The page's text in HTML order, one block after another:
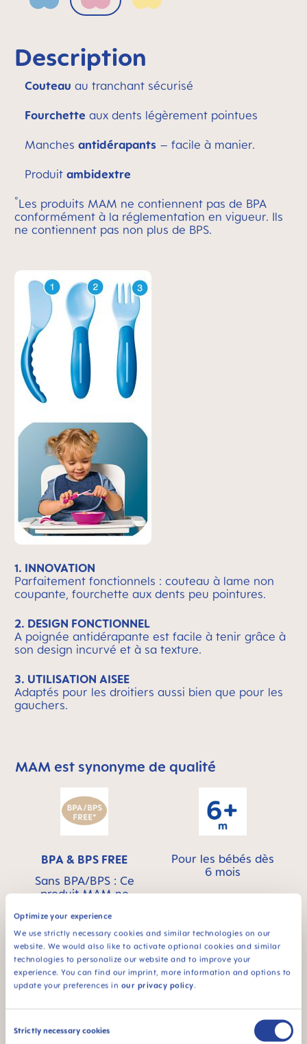
Optimize your experience
We use strictly necessary cookies and similar technologies on our
website. We would also like to activate optional cookies and similar
technologies to personalize our website and to improve your
experience. You can find our imprint, more information and options to
update your preferences in our privacy policy.
Consent
Strictly necessary cookies
Blue Pink Yellow
Description
Couteau au tranchant sécurisé
Fourchette aux dents légèrement pointues
Manches antidérapants – facile à manier.
Produit ambidextre
°Les produits MAM ne contiennent pas de BPA
conformément à la réglementation en vigueur. Ils
ne contiennent pas non plus de BPS.
1. INNOVATION
Parfaitement fonctionnels : couteau à lame non
coupante, fourchette aux dents peu pointures.
2. DESIGN FONCTIONNEL
A poignée antidérapante est facile à tenir grâce à
son design incurvé et à sa texture.
3. UTILISATION AISEE
Adaptés pour les droitiers aussi bien que pour les
gauchers.
Skip MAM Means Quality Icon Bar
MAM est synonyme de qualité
BPA & BPS FREE
Sans BPA/BPS : Ce
produit MAM ne
conformément à la
réglementation en
vigueur. Il ne contient
pas non plus de BPS.
Pour les bébés dès
6 mois